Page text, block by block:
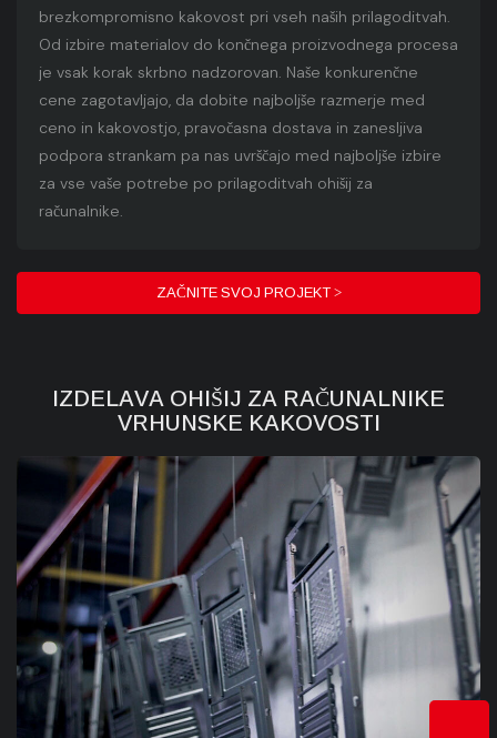
brezkompromisno kakovost pri vseh naših prilagoditvah.
Od izbire materialov do končnega proizvodnega procesa
je vsak korak skrbno nadzorovan. Naše konkurenčne
cene zagotavljajo, da dobite najboljše razmerje med
ceno in kakovostjo, pravočasna dostava in zanesljiva
podpora strankam pa nas uvrščajo med najboljše izbire
za vse vaše potrebe po prilagoditvah ohišij za
računalnike.
ZAČNITE SVOJ PROJEKT >
IZDELAVA OHIŠIJ ZA RAČUNALNIKE
VRHUNSKE KAKOVOSTI